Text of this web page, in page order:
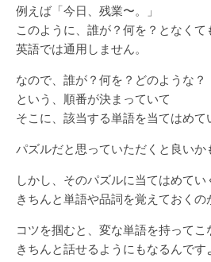
例えば「今日、残業〜。」
このように、誰が？何を？となくて
英語では通用しません。
なので、誰が？何を？どのような？
という、順番が決まっていて
そこに、該当する単語を当てはめて
パズルだと思っていただくと良いか
しかし、そのパズルに当てはめてい
きちんと単語や品詞を覚えておくの
コツを掴むと、変な単語を持ってこ
きちんと話せるようにもなるんです